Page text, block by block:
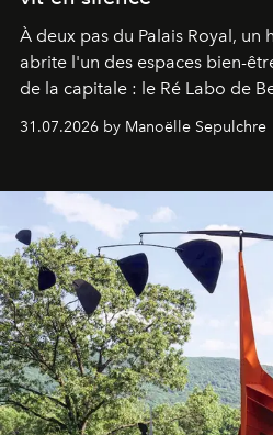
À deux pas du Palais Royal, un
abrite l'un des espaces bien-
de la capitale : le Ré Labo de
31.07.2026 by Manoëlle Sepulchre